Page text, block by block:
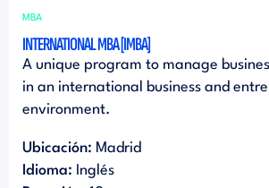
MBA
INTERNATIONAL MBA [IMBA]
A unique program to manage
in an international business and
environment.
Ubicación: Madrid
Idioma: Inglés